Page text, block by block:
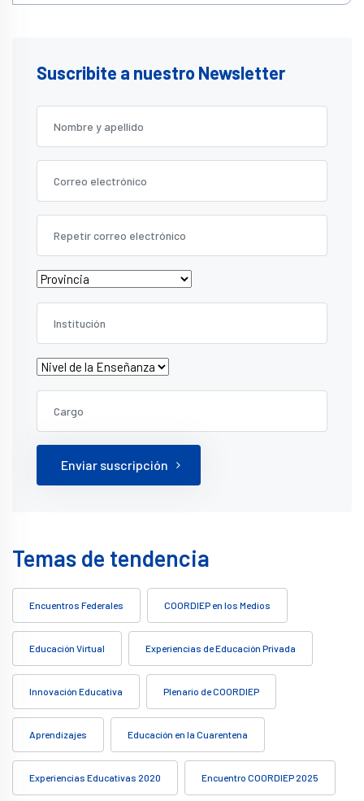
Suscribite a nuestro Newsletter
Enviar suscripción
Temas de tendencia
Encuentros Federales COORDIEP en los Medios
Educación Virtual Experiencias de Educación Privada
Innovación Educativa Plenario de COORDIEP
Aprendizajes Educación en la Cuarentena
Experiencias Educativas 2020 Encuentro COORDIEP 2025